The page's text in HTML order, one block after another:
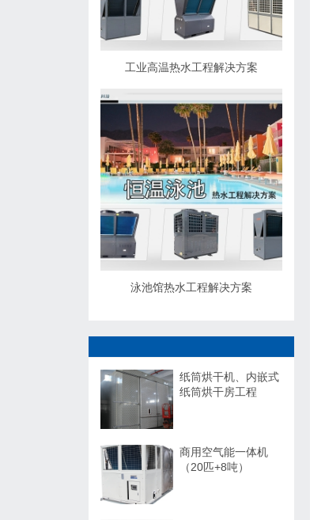
工业高温热水工程解决方案
泳池馆热水工程解决方案
纸筒烘干机、内嵌式
纸筒烘干房工程
商用空气能一体机
（20匹+8吨）